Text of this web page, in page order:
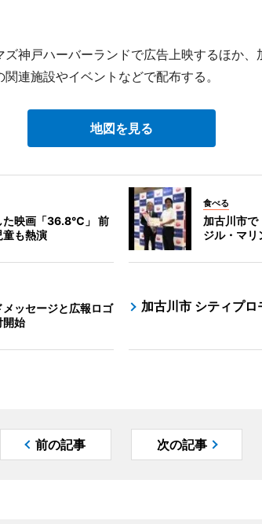
神戸ハーバーランドで広告上映するほか、
連施設やイベントなどで配布する。
地図を見る
た映画「36.8℃」 前
も熱演
食べる
加古川市で
ジル・マリ
ッセージと広報ロゴ
開始
加古川市 シティプロ
前の記事 次の記事